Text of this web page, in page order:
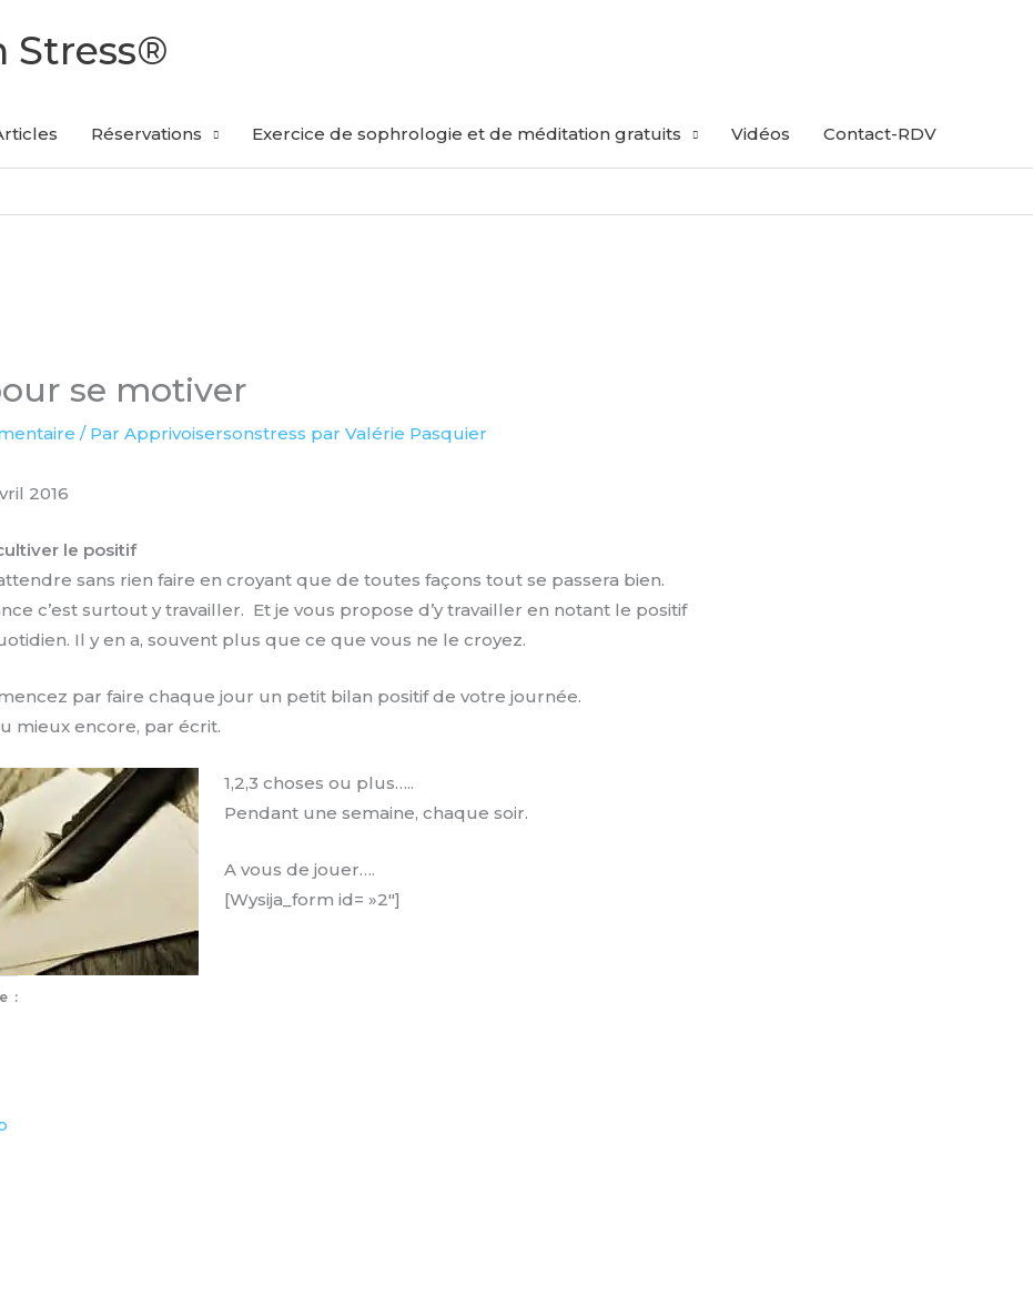
Stress®
Réservations Exercice de sophrologie et de méditation gratuits Vidéos Contact-RDV
se motiver
/ ParApprivoisersonstress par Valérie Pasquier
2016
le positif
sans rien faire en croyant que de toutes façons tout se passera bien.
c’est surtout y travailler. Et je vous propose d’y travailler en notant le positif
Il y en a, souvent plus que ce que vous ne le croyez.
par faire chaque jour un petit bilan positif de votre journée.
mieux encore, par écrit.
1,2,3 choses ou plus…..
Pendant une semaine, chaque soir.
A vous de jouer….
[Wysija_form id= »2″]
: